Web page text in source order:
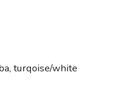
turqoise/white